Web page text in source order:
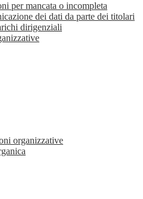
per mancata o incompleta
dei dati da parte dei titolari
dirigenziali
organizzative